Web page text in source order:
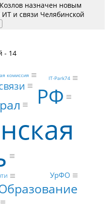
назначен новым
и связи Челябинской
- 14
РФ
УрФО
IT-Park74
комиссия